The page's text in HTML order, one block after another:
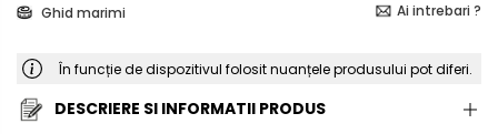
Ghid marimi Ai intrebari ?
În funcție de dispozitivul folosit nuanțele produsului pot diferi.
DESCRIERE SI INFORMATII PRODUS